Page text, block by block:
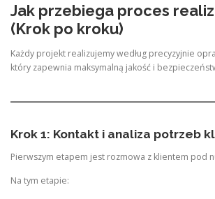
Jak przebiega proces
(Krok po kroku)
Każdy projekt realizujemy według precyzyjnie
który zapewnia maksymalną jakość i
Krok 1: Kontakt i analiza potrzeb
Pierwszym etapem jest rozmowa z klientem pod
Na tym etapie: